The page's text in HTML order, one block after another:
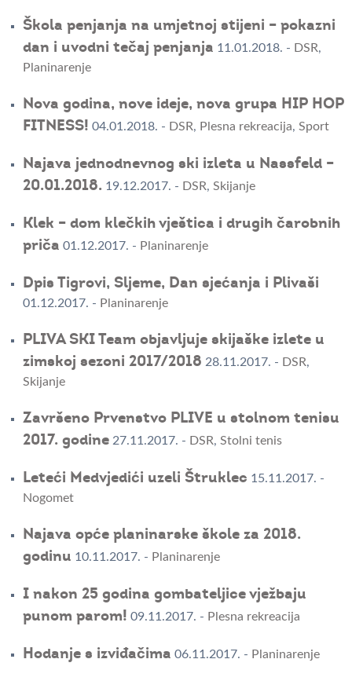
Škola penjanja na umjetnoj stijeni – pokazni
dan i uvodni tečaj penjanja 11.01.2018. - DSR,
Planinarenje
Nova godina, nove ideje, nova grupa HIP HOP
FITNESS! 04.01.2018. - DSR, Plesna rekreacija, Sport
Najava jednodnevnog ski izleta u Nassfeld –
20.01.2018. 19.12.2017. - DSR, Skijanje
Klek – dom klečkih vještica i drugih čarobnih
priča 01.12.2017. - Planinarenje
Dpis Tigrovi, Sljeme, Dan sjećanja i Plivaši
01.12.2017. - Planinarenje
PLIVA SKI Team objavljuje skijaške izlete u
zimskoj sezoni 2017/2018 28.11.2017. - DSR,
Skijanje
Završeno Prvenstvo PLIVE u stolnom tenisu
2017. godine 27.11.2017. - DSR, Stolni tenis
Leteći Medvjedići uzeli Štruklec 15.11.2017. -
Nogomet
Najava opće planinarske škole za 2018.
godinu 10.11.2017. - Planinarenje
I nakon 25 godina gombateljice vježbaju
punom parom! 09.11.2017. - Plesna rekreacija
Hodanje s izviđačima 06.11.2017. - Planinarenje